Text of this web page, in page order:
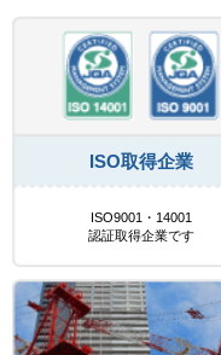
ISO取得企業
ISO9001・14001
認証取得企業です